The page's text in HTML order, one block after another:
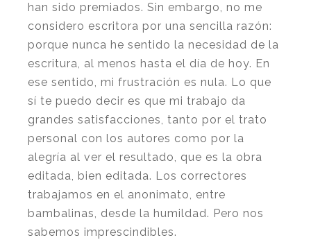
han sido premiados. Sin embargo, no me
considero escritora por una sencilla razón:
porque nunca he sentido la necesidad de la
escritura, al menos hasta el día de hoy. En
ese sentido, mi frustración es nula. Lo que
sí te puedo decir es que mi trabajo da
grandes satisfacciones, tanto por el trato
personal con los autores como por la
alegría al ver el resultado, que es la obra
editada, bien editada. Los correctores
trabajamos en el anonimato, entre
bambalinas, desde la humildad. Pero nos
sabemos imprescindibles.